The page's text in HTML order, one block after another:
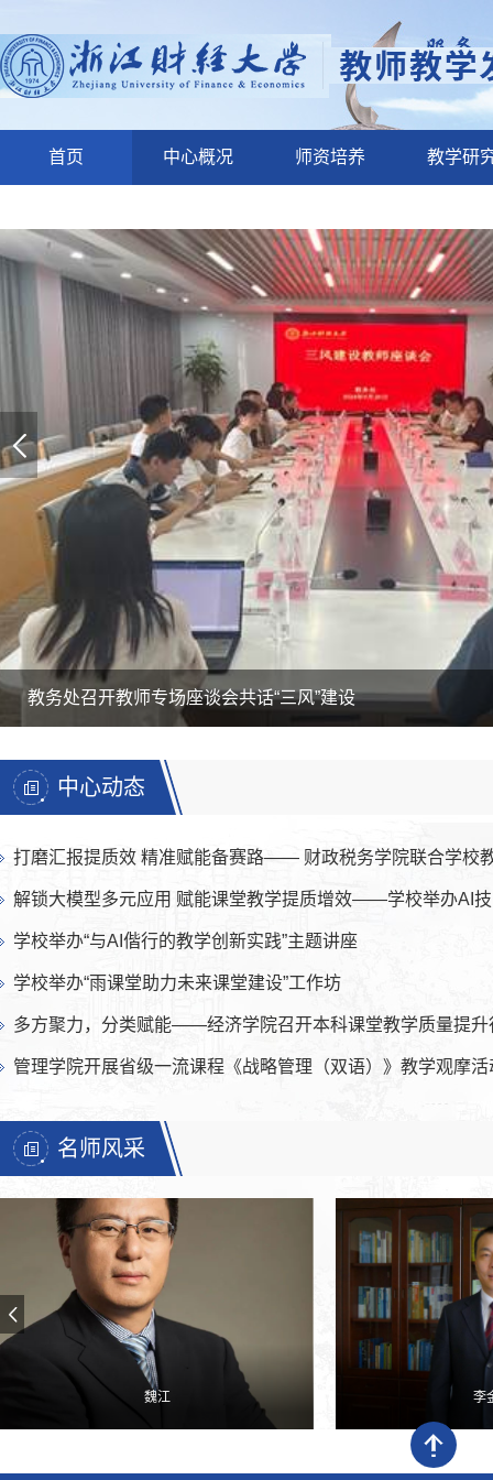
首页 中心概况 师资培养 教学研
教务处召开教师专场座谈会共话“三风”建设
中心动态
打磨汇报提质效 精准赋能备赛路—— 财政税务学院联合学校教师教学发展中
解锁大模型多元应用 赋能课堂教学提质增效——学校举办AI技能提升实
学校举办“与AI偕行的教学创新实践”主题讲座
学校举办“雨课堂助力未来课堂建设”工作坊
多方聚力，分类赋能——经济学院召开本科课堂教学质量提升行
管理学院开展省级一流课程《战略管理（双语）》教学观摩活
名师风采
魏江 李